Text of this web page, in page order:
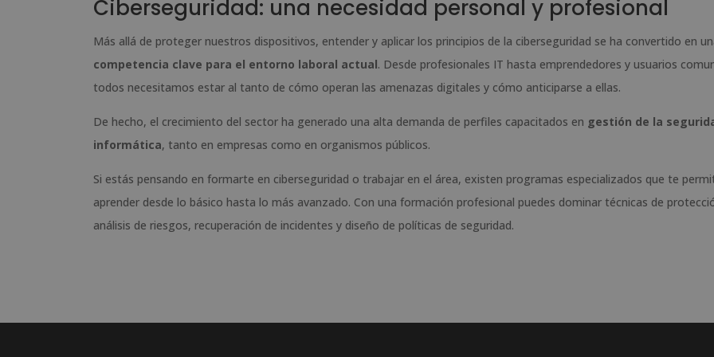
Ciberseguridad: una necesidad personal y profesional
Más allá de proteger nuestros dispositivos, entender y aplicar los principios de la ciberseguridad se ha convertido en
competencia clave para el entorno laboral actual. Desde profesionales IT hasta emprendedores y usuarios
todos necesitamos estar al tanto de cómo operan las amenazas digitales y cómo anticiparse a ellas.
De hecho, el crecimiento del sector ha generado una alta demanda de perfiles capacitados en gestión de la
informática, tanto en empresas como en organismos públicos.
Si estás pensando en formarte en ciberseguridad o trabajar en el área, existen programas especializados que te
aprender desde lo básico hasta lo más avanzado. Con una formación profesional puedes dominar técnicas de
análisis de riesgos, recuperación de incidentes y diseño de políticas de seguridad.